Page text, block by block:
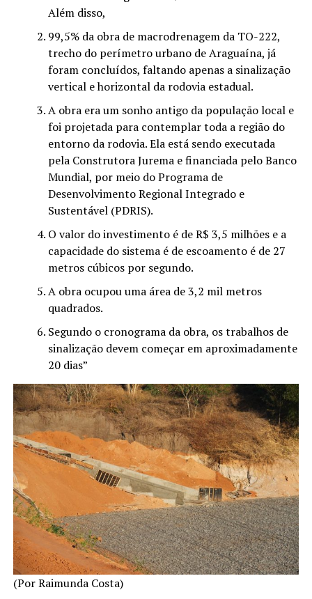
Além disso,
99,5% da obra de macrodrenagem da TO-222,
trecho do perímetro urbano de Araguaína, já
foram concluídos, faltando apenas a sinalização
vertical e horizontal da rodovia estadual.
A obra era um sonho antigo da população local e
foi projetada para contemplar toda a região do
entorno da rodovia. Ela está sendo executada
pela Construtora Jurema e financiada pelo Banco
Mundial, por meio do Programa de
Desenvolvimento Regional Integrado e
Sustentável (PDRIS).
O valor do investimento é de R$ 3,5 milhões e a
capacidade do sistema é de escoamento é de 27
metros cúbicos por segundo.
A obra ocupou uma área de 3,2 mil metros
quadrados.
Segundo o cronograma da obra, os trabalhos de
sinalização devem começar em aproximadamente
20 dias”
(Por Raimunda Costa)